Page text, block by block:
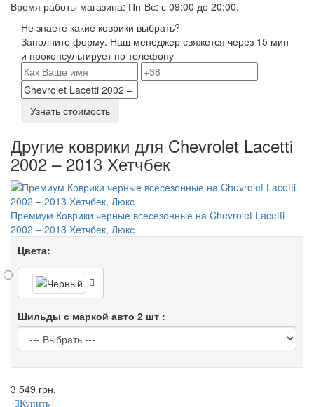
Время работы магазина: Пн-Вс: с 09:00 до 20:00.
Не знаете какие коврики выбрать?
Заполните форму. Наш менеджер свяжется через 15 мин
и проконсультирует по телефону
Узнать стоимость
Другие коврики для Chevrolet Lacetti
2002 – 2013 Хетчбек
Премиум Коврики черные всесезонные на Chevrolet Lacetti
2002 – 2013 Хетчбек, Люкс
Цвета:
Шильды с маркой авто 2 шт :
3 549 грн.
Купить